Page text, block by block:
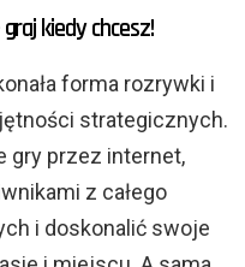
kiedy chcesz!
forma rozrywki i
strategicznych.
gry przez internet,
z całego
i doskonalić swoje